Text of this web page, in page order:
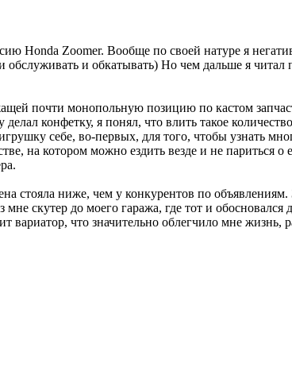
Honda Zoomer. Вообще по своей натуре я
и обкатывать) Но чем дальше я читал
почти монопольную позицию по кастом
конфетку, я понял, что влить такое
себе, во-первых, для того, чтобы узнать
на котором можно ездить везде и не париться о
стояла ниже, чем у конкурентов по
скутер до моего гаража, где тот и обосновался
вариатор, что значительно облегчило мне